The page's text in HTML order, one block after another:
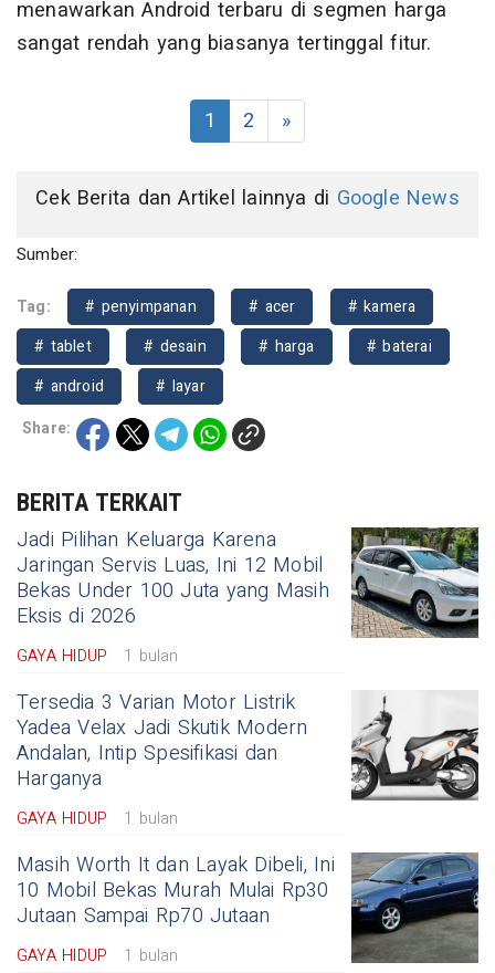
menawarkan Android terbaru di segmen harga
sangat rendah yang biasanya tertinggal fitur.
1 2 »
Cek Berita dan Artikel lainnya di Google News
Sumber:
Tag: # penyimpanan # acer
# kamera
# tablet
# desain # harga
# baterai
# android
# layar
Share:
BERITA TERKAIT
Jadi Pilihan Keluarga Karena
Jaringan Servis Luas, Ini 12 Mobil
Bekas Under 100 Juta yang Masih
Eksis di 2026
GAYA HIDUP 1 bulan
Tersedia 3 Varian Motor Listrik
Yadea Velax Jadi Skutik Modern
Andalan, Intip Spesifikasi dan
Harganya
GAYA HIDUP 1 bulan
Masih Worth It dan Layak Dibeli, Ini
10 Mobil Bekas Murah Mulai Rp30
Jutaan Sampai Rp70 Jutaan
GAYA HIDUP 1 bulan